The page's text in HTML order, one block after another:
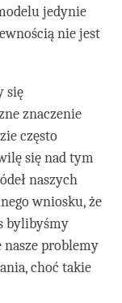
jedynie
nie jest
się
znaczenie
często
się nad tym
naszych
wniosku, że
bylibyśmy
problemy
choć takie